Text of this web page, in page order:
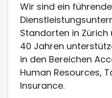
Wir sind ein
Standorten in Zürich
40 Jahren
in den Bereichen
Human Resources,
Insurance.